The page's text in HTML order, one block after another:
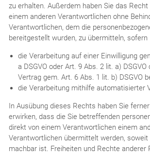
zu erhalten. Außerdem haben Sie das Recht
einem anderen Verantwortlichen ohne
Verantwortlichen, dem die
bereitgestellt wurden, zu übermitteln, sofern
die Verarbeitung auf einer Einwilligung
a DSGVO oder Art. 9 Abs. 2 lit. a)
Vertrag gem. Art. 6 Abs. 1 lit. b) DSGVO
die Verarbeitung mithilfe automatisierter
In Ausübung dieses Rechts haben Sie
erwirken, dass die Sie betreffenden
direkt von einem Verantwortlichen einem
Verantwortlichen übermittelt werden,
machbar ist. Freiheiten und Rechte anderer